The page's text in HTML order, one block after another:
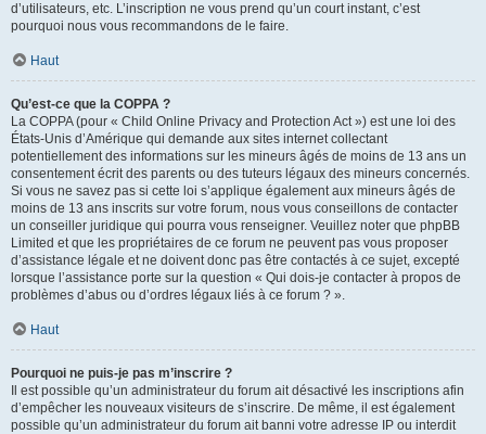
d’utilisateurs, etc. L’inscription ne vous prend qu’un court instant, c’est
pourquoi nous vous recommandons de le faire.
Haut
Qu’est-ce que la COPPA ?
La COPPA (pour « Child Online Privacy and Protection Act ») est une loi des
États-Unis d’Amérique qui demande aux sites internet collectant
potentiellement des informations sur les mineurs âgés de moins de 13 ans un
consentement écrit des parents ou des tuteurs légaux des mineurs concernés.
Si vous ne savez pas si cette loi s’applique également aux mineurs âgés de
moins de 13 ans inscrits sur votre forum, nous vous conseillons de contacter
un conseiller juridique qui pourra vous renseigner. Veuillez noter que phpBB
Limited et que les propriétaires de ce forum ne peuvent pas vous proposer
d’assistance légale et ne doivent donc pas être contactés à ce sujet, excepté
lorsque l’assistance porte sur la question « Qui dois-je contacter à propos de
problèmes d’abus ou d’ordres légaux liés à ce forum ? ».
Haut
Pourquoi ne puis-je pas m’inscrire ?
Il est possible qu’un administrateur du forum ait désactivé les inscriptions afin
d’empêcher les nouveaux visiteurs de s’inscrire. De même, il est également
possible qu’un administrateur du forum ait banni votre adresse IP ou interdit